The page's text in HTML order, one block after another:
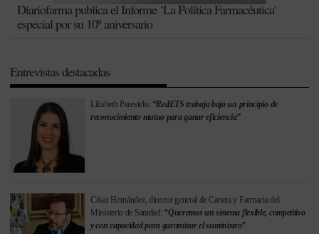
Diariofarma publica el Informe ‘La Política Farmacéutica’
especial por su 10º aniversario
Entrevistas destacadas
Lilisbeth Perestelo: “RedETS trabaja bajo un principio de
reconocimiento mutuo para ganar eficiencia”
César Hernández, director general de Cartera y Farmacia del
Ministerio de Sanidad: “Queremos un sistema flexible, competitivo
y con capacidad para garantizar el suministro”